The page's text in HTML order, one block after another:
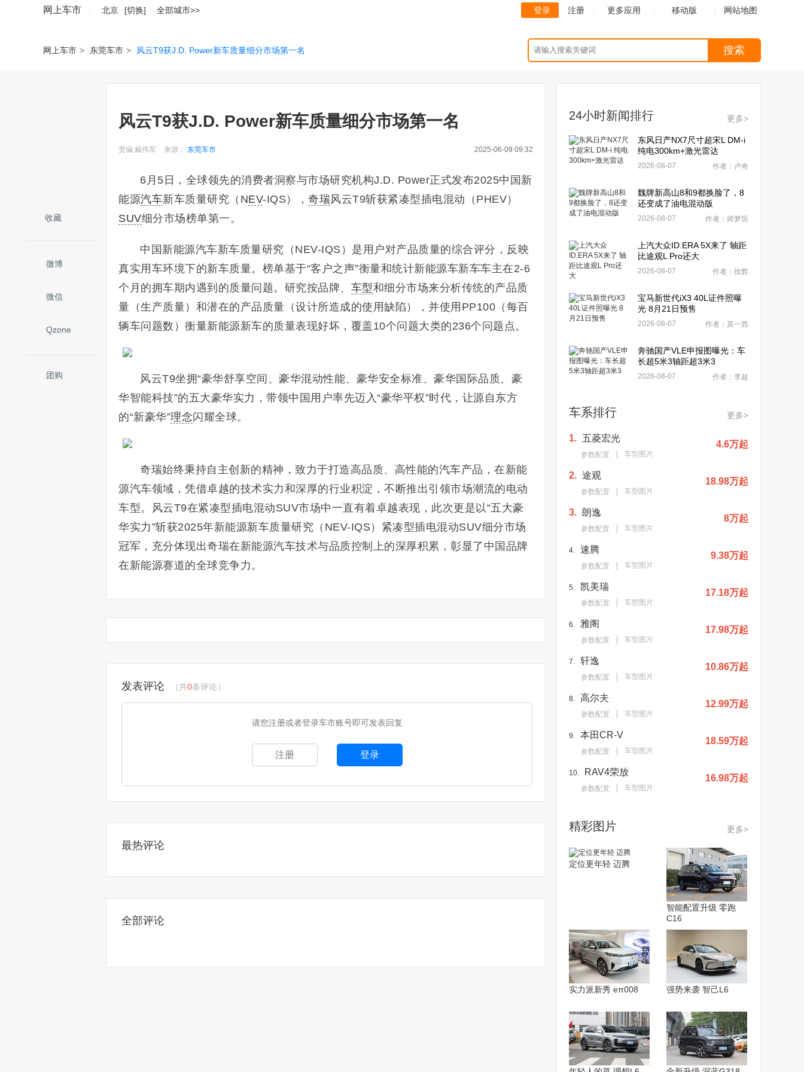
网上车市 北京 [切换] 全部城市>> 登录 注册 更多应用 移动版 网站地图
网上车市 > 东莞车市 > 风云T9获J.D. Power新车质量细分市场第一名 搜索
收藏
微博
微信
Qzone
团购
风云T9获J.D. Power新车质量细分市场第一名
责编:戴伟军 来源： 东莞车市 2025-06-09 09:32
6月5日，全球领先的消费者洞察与市场研究机构J.D. Power正式发布2025中国新
能源汽车新车质量研究（NEV-IQS）， 奇瑞风云T9斩获紧凑型插电混动（PHEV）
SUV细分市场榜单第一。
中国新能源汽车新车质量研究（NEV-IQS）是用户对产品质量的综合评分，反映
真实用车环境下的新车质量。榜单基于“客户之声”衡量和统计新能源车新车车主在2-6
个月的拥车期内遇到的质量问题。研究按品牌、 车型和细分市场来分析传统的产品质
量（生产质量）和潜在的产品质量（设计所造成的使用缺陷），并使用PP100（每百
辆车问题数）衡量新能源新车的质量表现好坏，覆盖10个问题大类的236个问题点。
风云T9坐拥“豪华舒享空间、豪华混动性能、豪华安全标准、豪华国际品质、豪
华智能科技”的五大豪华实力，带领中国用户率先迈入“豪华平权”时代，让源自东方
的“新豪华”理念闪耀全球。
奇瑞始终秉持自主创新的精神，致力于打造高品质、高性能的汽车产品，在新能
源汽车领域，凭借卓越的技术实力和深厚的行业积淀，不断推出引领市场潮流的电动
车型。风云T9在紧凑型插电混动SUV市场中一直有着卓越表现，此次更是以“五大豪
华实力”斩获2025年新能源新车质量研究（NEV-IQS）紧凑型插电混动SUV细分市场
冠军，充分体现出奇瑞在新能源汽车技术与品质控制上的深厚积累，彰显了中国品牌
在新能源赛道的全球竞争力。
发表评论 （共0条评论）
请您注册或者登录车市账号即可发表回复
注册 登录
最热评论
全部评论
24小时新闻排行 更多>
东风日产NX7尺寸超宋L DM-i
纯电300km+激光雷达
2026-08-07 作者：卢奇
魏牌新高山8和9都换脸了，8
还变成了油电混动版
2026-08-07 作者：师梦琼
上汽大众ID.ERA 5X来了 轴距
比途观L Pro还大
2026-08-07 作者：徐辉
宝马新世代iX3 40L证件照曝
光 8月21日预售
2026-08-07 作者：莫一西
奔驰国产VLE申报图曝光：车
长超5米3轴距超3米3
2026-08-07 作者：李超
车系排行 更多>
1. 五菱宏光
参数配置 车型图片
4.6万起
2. 途观
参数配置 车型图片
18.98万起
3. 朗逸
参数配置 车型图片
8万起
4. 速腾
参数配置 车型图片
9.38万起
5. 凯美瑞
参数配置 车型图片
17.18万起
6. 雅阁
参数配置 车型图片
17.98万起
7. 轩逸
参数配置 车型图片
10.86万起
8. 高尔夫
参数配置 车型图片
12.99万起
9. 本田CR-V
参数配置 车型图片
18.59万起
10. RAV4荣放
参数配置 车型图片
16.98万起
精彩图片 更多>
定位更年轻 迈腾
智能配置升级 零跑
C16
实力派新秀 eπ008 强势来袭 智己L6